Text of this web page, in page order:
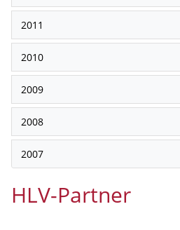
2011
2010
2009
2008
2007
HLV-Partner